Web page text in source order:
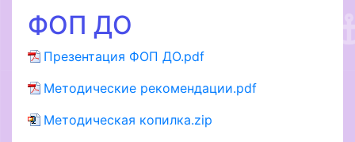
ФОП ДО
Презентация ФОП ДО.pdf
Методические рекомендации.pdf
Методическая копилка.zip